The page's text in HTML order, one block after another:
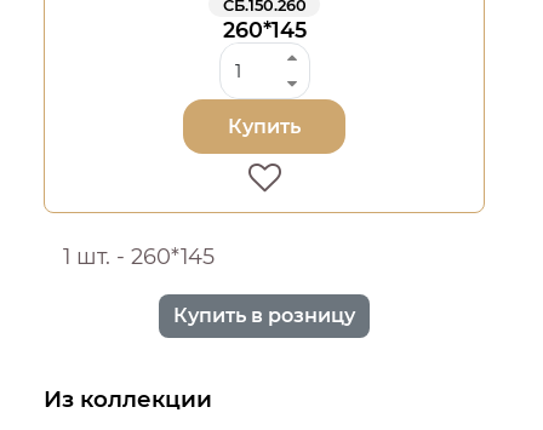
СБ.150.260
260*145
Купить
1 шт. - 260*145
Купить в розницу
Из коллекции